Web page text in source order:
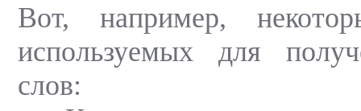
Вот, например,
используемых для
слов: